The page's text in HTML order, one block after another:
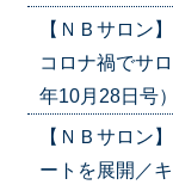
【ＮＢサロン
コロナ禍でサ
年10月28日号
【ＮＢサロン
ートを展開／